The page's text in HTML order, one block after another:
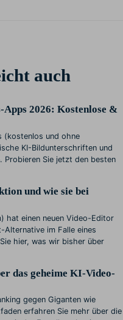
auch
Apps 2026: Kostenlose &
(kostenlos und ohne
KI-Bildunterschriften und
Probieren Sie jetzt den besten
und wie sie bei
hat einen neuen Video-Editor
im Falle eines
hier, was wir bisher über
das geheime KI-Video-
gegen Giganten wie
erfahren Sie mehr über die